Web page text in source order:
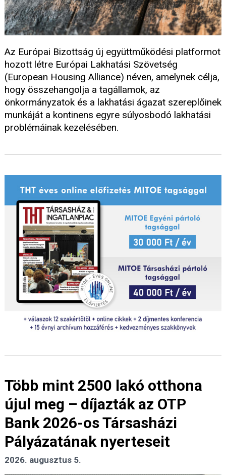
Az Európai Bizottság új együttműködési platformot
hozott létre Európai Lakhatási Szövetség
(European Housing Alliance) néven, amelynek célja,
hogy összehangolja a tagállamok, az
önkormányzatok és a lakhatási ágazat szereplőinek
munkáját a kontinens egyre súlyosbodó lakhatási
problémáinak kezelésében.
Több mint 2500 lakó otthona
újul meg – díjazták az OTP
Bank 2026-os Társasházi
Pályázatának nyerteseit
2026. augusztus 5.